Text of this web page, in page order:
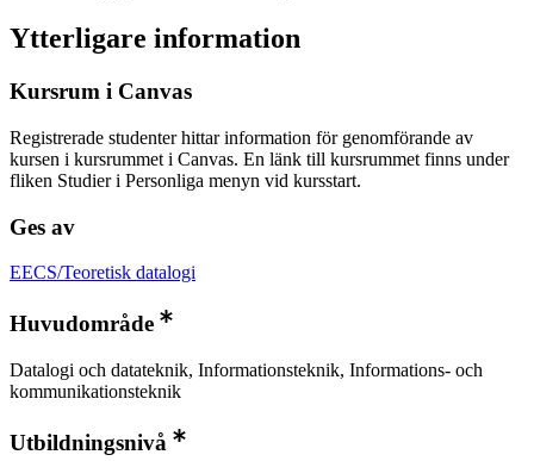
Ytterligare information
Kursrum i Canvas
Registrerade studenter hittar information för genomförande av
kursen i kursrummet i Canvas. En länk till kursrummet finns under
fliken Studier i Personliga menyn vid kursstart.
Ges av
EECS/Teoretisk datalogi
Huvudområde
Datalogi och datateknik, Informationsteknik, Informations- och
kommunikationsteknik
Utbildningsnivå